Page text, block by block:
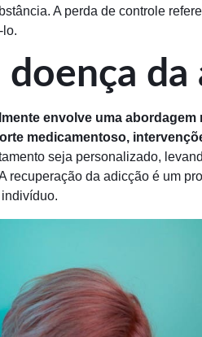
A perda de controle
lo.
da
envolve uma
medicamentoso,
seja personalizado,
recuperação da adicção é um